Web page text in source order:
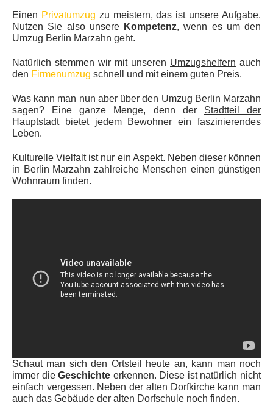
Einen Privatumzug zu meistern, das ist unsere Aufgabe.
Nutzen Sie also unsere Kompetenz, wenn es um den
Umzug Berlin Marzahn geht.
Natürlich stemmen wir mit unseren Umzugshelfern auch
den Firmenumzug schnell und mit einem guten Preis.
Was kann man nun aber über den Umzug Berlin Marzahn
sagen? Eine ganze Menge, denn der Stadtteil der
Hauptstadtbietet jedem Bewohner ein faszinierendes
Leben.
Kulturelle Vielfalt ist nur ein Aspekt. Neben dieser können
in Berlin Marzahn zahlreiche Menschen einen günstigen
Wohnraum finden.
Schaut man sich den Ortsteil heute an, kann man noch
immer dieGeschichte erkennen. Diese ist natürlich nicht
einfach vergessen. Neben der alten Dorfkirche kann man
auch das Gebäude der alten Dorfschule noch finden.